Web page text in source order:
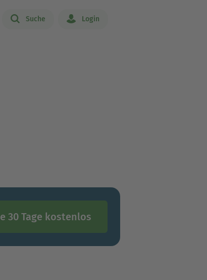
Suche Login
30 Tage kostenlos